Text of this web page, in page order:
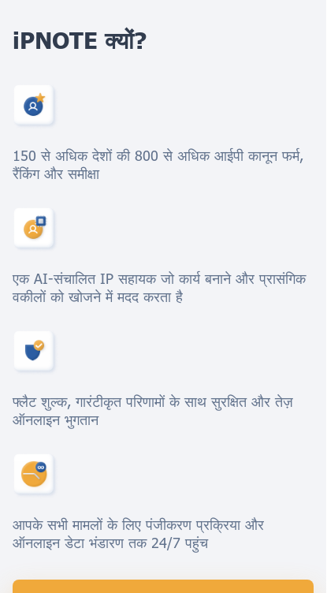
iPNOTE क्यों?
150 से अधिक देशों की 800 से अधिक आईपी कानून फर्म,
रैंकिंग और समीक्षा
एक AI-संचालित IP सहायक जो कार्य बनाने और प्रासंगिक
वकीलों को खोजने में मदद करता है
फ्लैट शुल्क, गारंटीकृत परिणामों के साथ सुरक्षित और तेज़
ऑनलाइन भुगतान
आपके सभी मामलों के लिए पंजीकरण प्रक्रिया और
ऑनलाइन डेटा भंडारण तक 24/7 पहुंच